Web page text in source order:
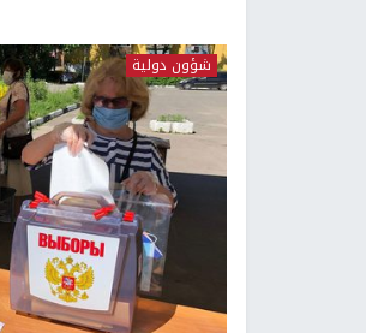
شؤون دولية